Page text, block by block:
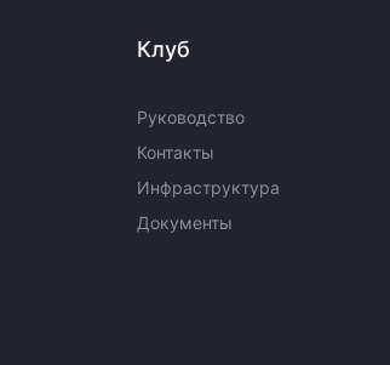
Клуб
Руководство
Контакты
Инфраструктура
Документы